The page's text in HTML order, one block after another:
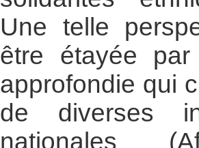
Une telle
être étayée
approfondie qui
de diverses
nationales